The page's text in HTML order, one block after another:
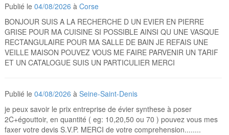
Publié le04/08/2026 àCorse
BONJOUR SUIS A LA RECHERCHE D UN EVIER EN PIERRE
GRISE POUR MA CUISINE SI POSSIBLE AINSI QU UNE VASQUE
RECTANGULAIRE POUR MA SALLE DE BAIN JE REFAIS UNE
VEILLE MAISON POUVEZ VOUS ME FAIRE PARVENIR UN TARIF
ET UN CATALOGUE SUIS UN PARTICULIER MERCI
Publié le04/08/2026 àSeine-Saint-Denis
je peux savoir le prix entreprise de évier synthese à poser
2C+égouttoir, en quantité ( eg: 10,20,50 ou 70 ) pouvez vous mes
faxer votre devis S.V.P. MERCI de votre comprehension........